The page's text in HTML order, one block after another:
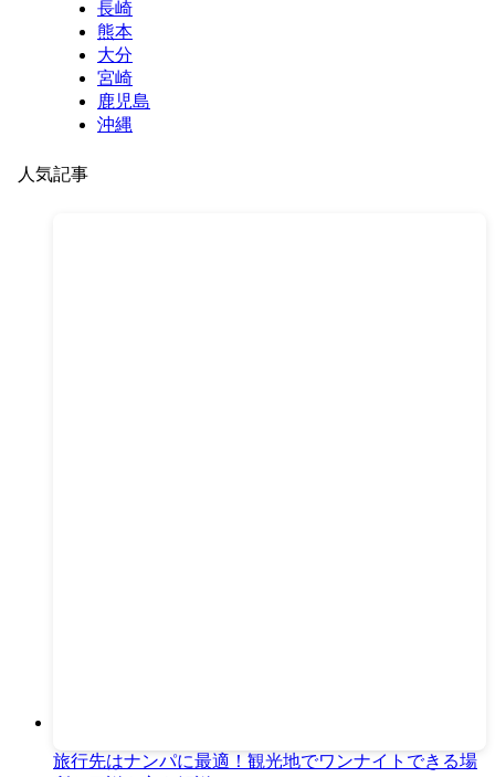
長崎
熊本
大分
宮崎
鹿児島
沖縄
人気記事
旅行先はナンパに最適！観光地でワンナイトできる場